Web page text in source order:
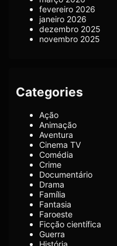
fevereiro 2026
janeiro 2026
dezembro 2025
novembro 2025
Categories
Ação
Animação
Aventura
Cinema TV
Comédia
Crime
Documentário
Drama
Família
Fantasia
Faroeste
Ficção científica
Guerra
História